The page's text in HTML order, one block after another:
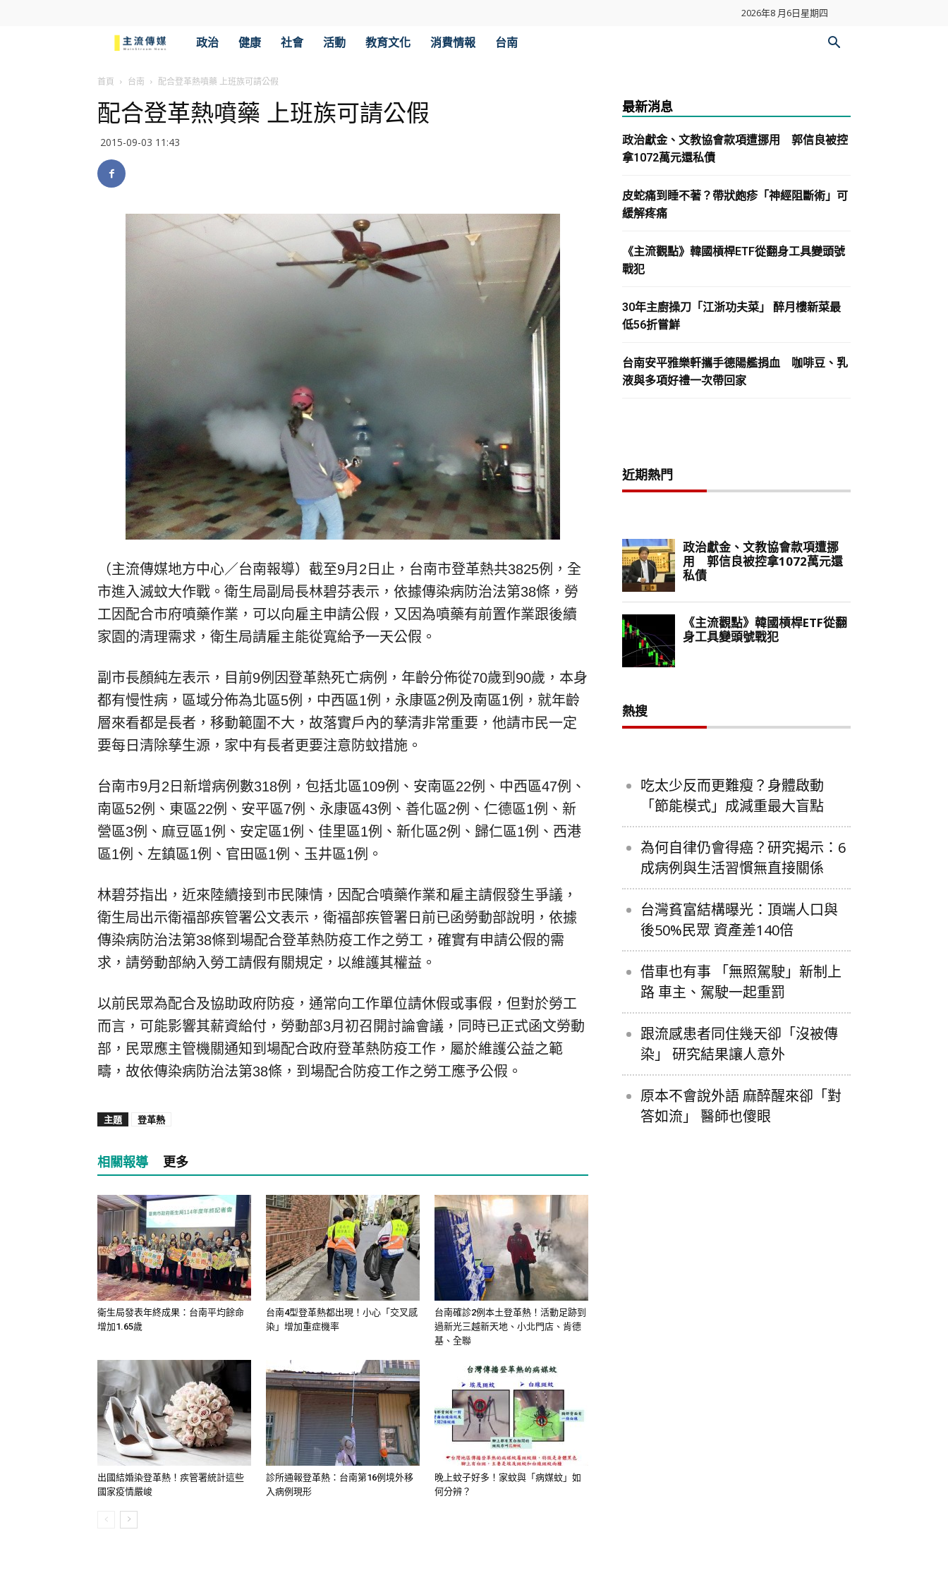
2026年8 月6日星期四
流
傳
政治 健康 社會 活動 教育文化 消費情報 台南
首頁 台南 配合登革熱噴藥 上班族可請公假
配合登革熱噴藥 上班族可請公假
2015-09-03 11:43
（主流傳媒地方中心／台南報導）截至9月2日止，台南市登革熱共3825例，全
市進入滅蚊大作戰。衛生局副局長林碧芬表示，依據傳染病防治法第38條，勞
工因配合市府噴藥作業，可以向雇主申請公假，又因為噴藥有前置作業跟後續
家園的清理需求，衛生局請雇主能從寬給予一天公假。
副市長顏純左表示，目前9例因登革熱死亡病例，年齡分佈從70歲到90歲，本身
都有慢性病，區域分佈為北區5例，中西區1例，永康區2例及南區1例，就年齡
層來看都是長者，移動範圍不大，故落實戶內的孳清非常重要，他請市民一定
要每日清除孳生源，家中有長者更要注意防蚊措施。
台南市9月2日新增病例數318例，包括北區109例、安南區22例、中西區47例、
南區52例、東區22例、安平區7例、永康區43例、善化區2例、仁德區1例、新
營區3例、麻豆區1例、安定區1例、佳里區1例、新化區2例、歸仁區1例、西港
區1例、左鎮區1例、官田區1例、玉井區1例。
林碧芬指出，近來陸續接到市民陳情，因配合噴藥作業和雇主請假發生爭議，
衛生局出示衛福部疾管署公文表示，衛福部疾管署日前已函勞動部說明，依據
傳染病防治法第38條到場配合登革熱防疫工作之勞工，確實有申請公假的需
求，請勞動部納入勞工請假有關規定，以維護其權益。
以前民眾為配合及協助政府防疫，通常向工作單位請休假或事假，但對於勞工
而言，可能影響其薪資給付，勞動部3月初召開討論會議，同時已正式函文勞動
部，民眾應主管機關通知到場配合政府登革熱防疫工作，屬於維護公益之範
疇，故依傳染病防治法第38條，到場配合防疫工作之勞工應予公假。
主題 登革熱
相關報導 更多
衛生局發表年終成果：台南平均餘命
增加1.65歲
台南4型登革熱都出現！小心「交叉感
染」增加重症機率
台南確診2例本土登革熱！活動足跡到
過新光三越新天地、小北門店、肯德
基、全聯
出國結婚染登革熱！疾管署統計這些
國家疫情嚴峻
診所通報登革熱：台南第16例境外移
入病例現形
晚上蚊子好多！家蚊與「病媒蚊」如
何分辨？
最新消息
政治獻金、文教協會款項遭挪用 郭信良被控
拿1072萬元還私債
皮蛇痛到睡不著？帶狀皰疹「神經阻斷術」可
緩解疼痛
《主流觀點》韓國槓桿ETF從翻身工具變頭號
戰犯
30年主廚操刀「江浙功夫菜」 醉月樓新菜最
低56折嘗鮮
台南安平雅樂軒攜手德陽艦捐血 咖啡豆、乳
液與多項好禮一次帶回家
近期熱門
熱搜
吃太少反而更難瘦？身體啟動
「節能模式」成減重最大盲點
為何自律仍會得癌？研究揭示：6
成病例與生活習慣無直接關係
台灣貧富結構曝光：頂端人口與
後50%民眾 資產差140倍
借車也有事 「無照駕駛」新制上
路 車主、駕駛一起重罰
跟流感患者同住幾天卻「沒被傳
染」 研究結果讓人意外
原本不會說外語 麻醉醒來卻「對
答如流」 醫師也傻眼